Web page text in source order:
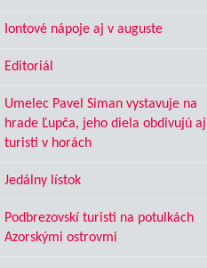
Iontové nápoje aj v auguste
Editoriál
Umelec Pavel Siman vystavuje na
hrade Ľupča, jeho diela obdivujú aj
turisti v horách
Jedálny lístok
Podbrezovskí turisti na potulkách
Azorskými ostrovmi